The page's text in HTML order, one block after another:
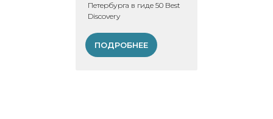
Петербурга в гиде 50 Best
Discovery
ПОДРОБНЕЕ